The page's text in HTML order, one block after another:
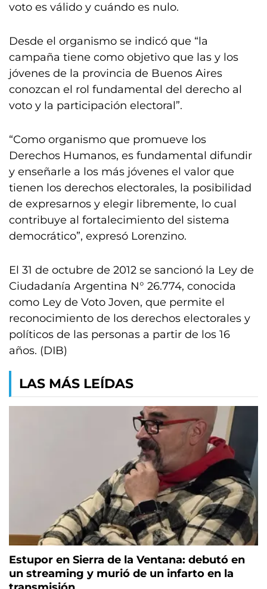
voto es válido y cuándo es nulo.
Desde el organismo se indicó que “la
campaña tiene como objetivo que las y los
jóvenes de la provincia de Buenos Aires
conozcan el rol fundamental del derecho al
voto y la participación electoral”.
“Como organismo que promueve los
Derechos Humanos, es fundamental difundir
y enseñarle a los más jóvenes el valor que
tienen los derechos electorales, la posibilidad
de expresarnos y elegir libremente, lo cual
contribuye al fortalecimiento del sistema
democrático”, expresó Lorenzino.
El 31 de octubre de 2012 se sancionó la Ley de
Ciudadanía Argentina N° 26.774, conocida
como Ley de Voto Joven, que permite el
reconocimiento de los derechos electorales y
políticos de las personas a partir de los 16
años. (DIB)
LAS MÁS LEÍDAS
Estupor en Sierra de la Ventana: debutó en
un streaming y murió de un infarto en la